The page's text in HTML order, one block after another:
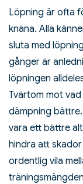
Löpning är ofta
knäna. Alla
sluta med
gånger är
löpningen
Tvärtom mot
dämpning
vara ett bättre
hindra att
ordentlig vila